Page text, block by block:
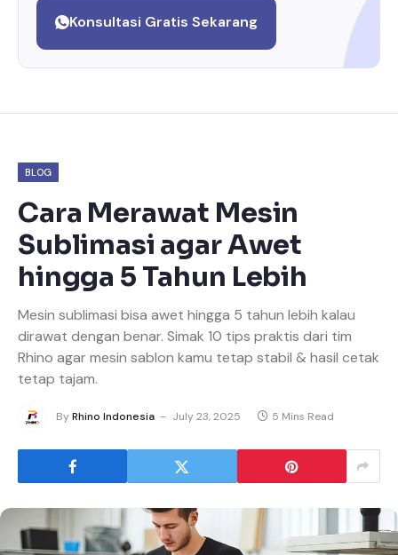
Konsultasi Gratis Sekarang
BLOG
Cara Merawat Mesin
Sublimasi agar Awet
hingga 5 Tahun Lebih
Mesin sublimasi bisa awet hingga 5 tahun lebih kalau
dirawat dengan benar. Simak 10 tips praktis dari tim
Rhino agar mesin sablon kamu tetap stabil & hasil cetak
tetap tajam.
ByRhino Indonesia July 23, 2025 5 Mins Read